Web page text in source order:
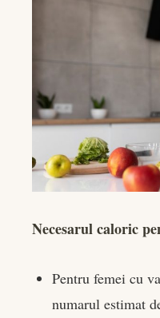
Necesarul caloric
Pentru femei cu
numarul estimat